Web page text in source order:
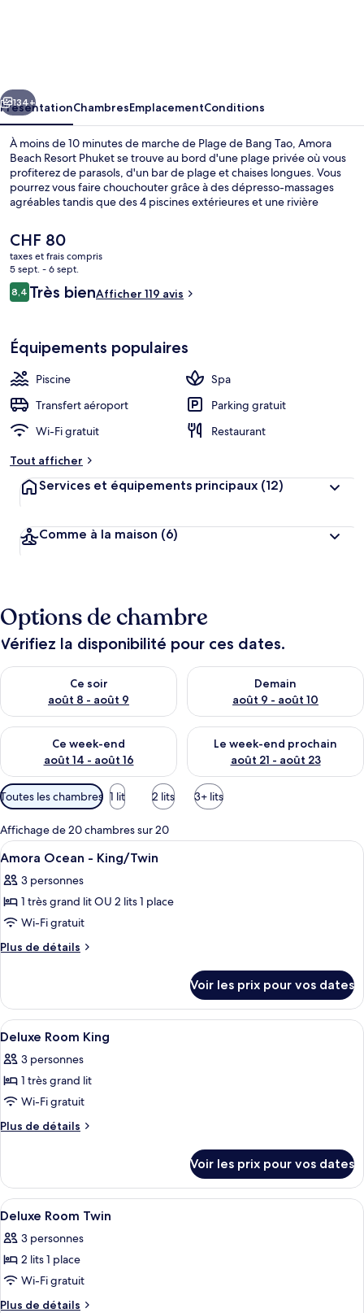
Suivant
134+
PrésentationChambresEmplacementConditions
À moins de 10 minutes de marche de Plage de Bang Tao, Amora
Beach Resort Phuket se trouve au bord d'une plage privée où vous
profiterez de parasols, d'un bar de plage et chaises longues. Vous
pourrez vous faire chouchouter grâce à des dépresso-massages
agréables tandis que des 4 piscines extérieures et une rivière
pure détente. L'établissement NORA Beach Club, l'un des 2
restaurants, sert des spécialités Cuisine internationale et est ouvert
pour le déjeuner et le dîner. Cet hôtel de luxe abrite en outre 2
bars/lounges, un club pour enfants (gratuit) et un bar en bord de
piscine. Les autres voyageurs sont séduits par la présentation
générale.
Le
prix
actuel
est
de
CHF 80
taxes et frais compris
5 sept. - 6 sept.
Avis
voyageurs
8,48,4 sur 10
Très bienAfficher 119 avis
Équipements populaires
Piscine
Spa
Transfert aéroport
Parking gratuit
Wi-Fi gratuit
Restaurant
Tout afficher
Services et équipements principaux (12)
Comme à la maison (6)
Options de chambre
Vérifiez la disponibilité pour ces dates.
Ce soir
août 8 - août 9
Vérifier la disponibilité pour ce soir août 8 - août 9
Demain
août 9 - août 10
Vérifier la disponibilité pour
Ce week-end
août 14 - août 16
Vérifier la disponibilité pour ce week-end août 14 - août 16
Le week-end prochain
août 21 - août 23
Vérifier la disponibilité pour
Filtres
disponibles
pour
les
chambres
Toutes les chambres 1 lit 2 lits 3+ lits
Affichage de 20 chambres sur 20
Afficher
toutes
les
photos
pour
ce
chambre :
Amora
Ocean
-
King/Twin
Minibar, coffres-forts dans les
5
Amora Ocean - King/Twin
3 personnes
1 très grand lit OU 2 lits 1 place
Wi-Fi gratuit
Plus de détails
Plus
le
type
de
Amora
Ocean
King/Twin
Voir les prix pour vos dates
Afficher
toutes
les
photos
pour
ce
chambre :
Deluxe
Room
King
Une chambre d’hôtel avec un grand
8
Deluxe Room King
3 personnes
1 très grand lit
Wi-Fi gratuit
Plus de détails
Plus
le
type
de
Deluxe
Room
Voir les prix pour vos dates
Afficher
toutes
les
photos
pour
ce
Une chambre d’hôtel moderne
6
Deluxe Room Twin
3 personnes
2 lits 1 place
Wi-Fi gratuit
Plus de détails
Plus